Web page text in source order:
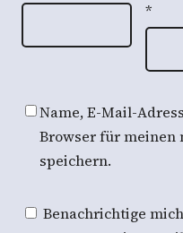
*
Name, E-Mail-
Browser für meinen
speichern.
Benachrichtige